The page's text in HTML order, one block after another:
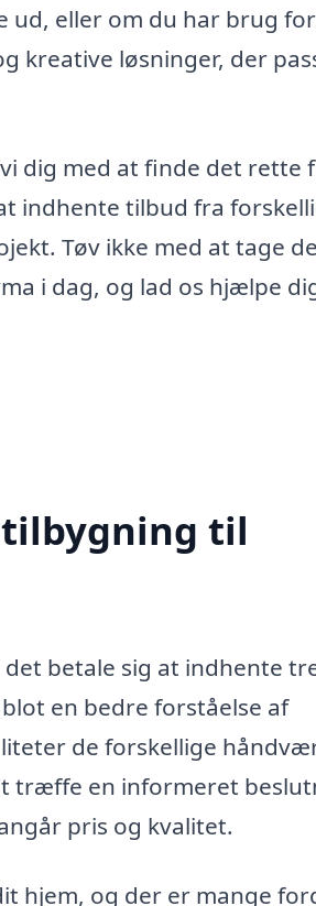
ud, eller om du har brug for
kreative løsninger, der
dig med at finde det rette
indhente tilbud fra
Tøv ikke med at tage
i dag, og lad os hjælpe
til
det betale sig at indhente
en bedre forståelse af
de forskellige
træffe en informeret
pris og kvalitet.
hjem, og der er mange